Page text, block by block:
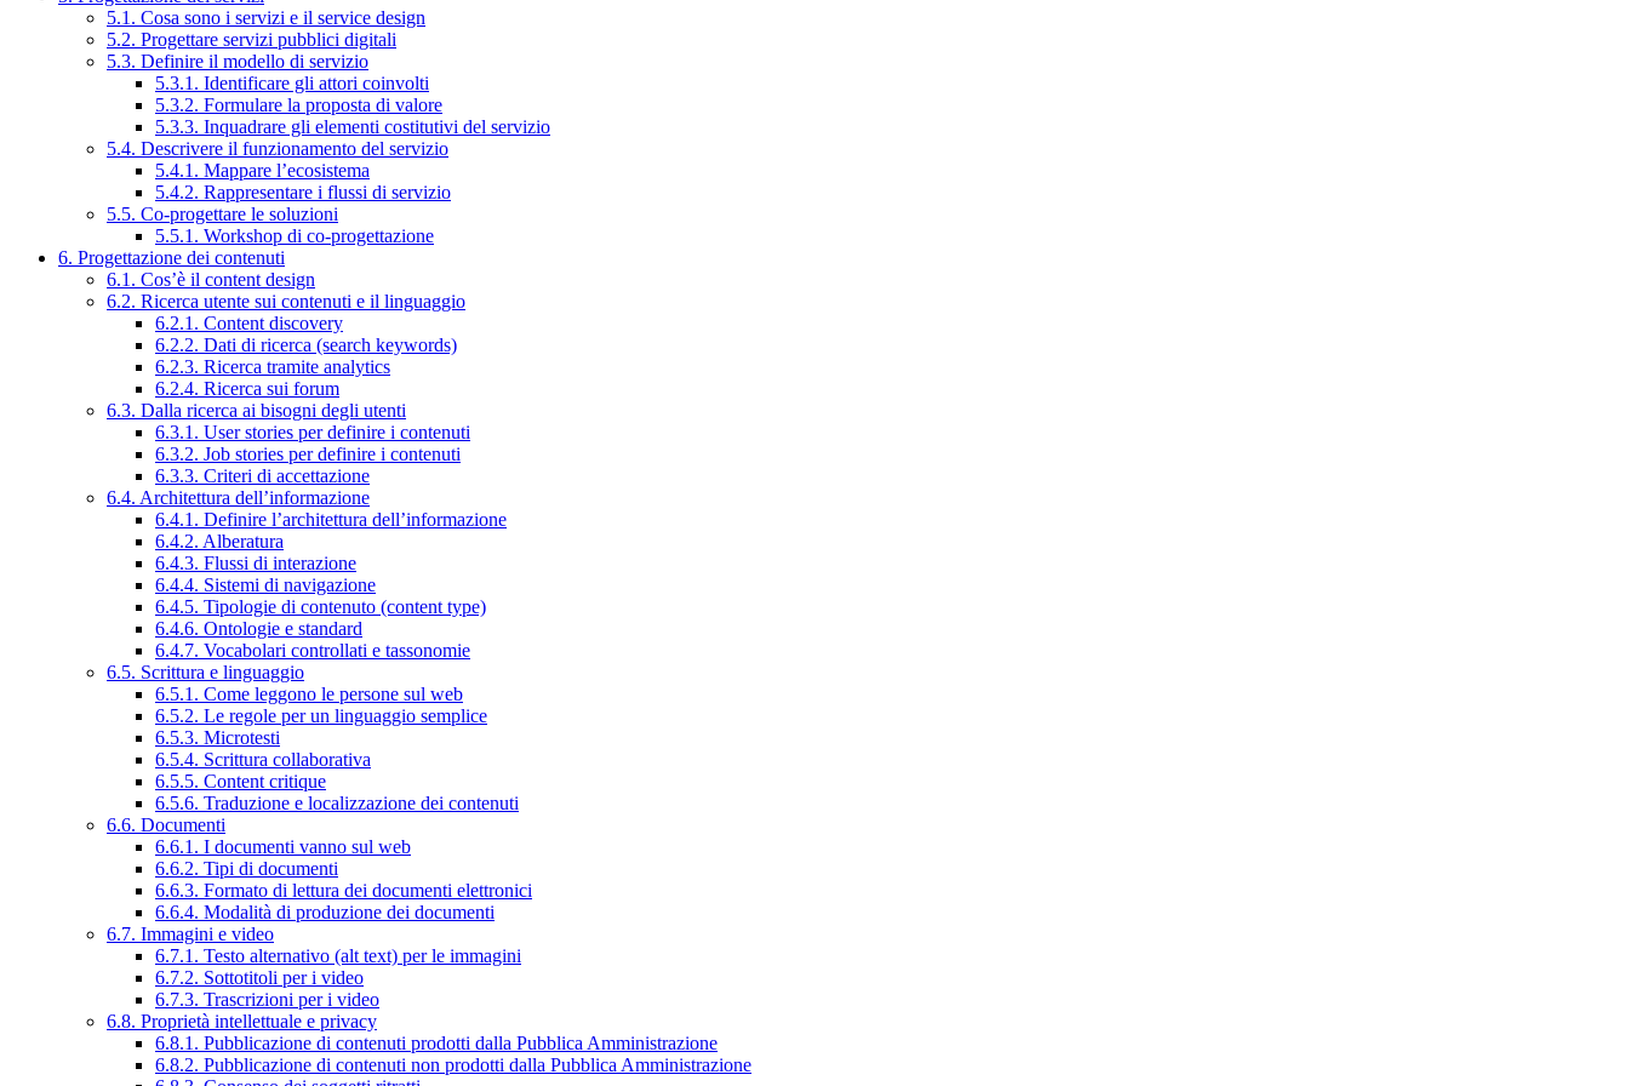
5.1. Cosa sono i servizi e il service design
5.2. Progettare servizi pubblici digitali
5.3. Definire il modello di servizio
5.3.1. Identificare gli attori coinvolti
5.3.2. Formulare la proposta di valore
5.3.3. Inquadrare gli elementi costitutivi del servizio
5.4. Descrivere il funzionamento del servizio
5.4.1. Mappare l’ecosistema
5.4.2. Rappresentare i flussi di servizio
5.5. Co-progettare le soluzioni
5.5.1. Workshop di co-progettazione
6. Progettazione dei contenuti
6.1. Cos’è il content design
6.2. Ricerca utente sui contenuti e il linguaggio
6.2.1. Content discovery
6.2.2. Dati di ricerca (search keywords)
6.2.3. Ricerca tramite analytics
6.2.4. Ricerca sui forum
6.3. Dalla ricerca ai bisogni degli utenti
6.3.1. User stories per definire i contenuti
6.3.2. Job stories per definire i contenuti
6.3.3. Criteri di accettazione
6.4. Architettura dell’informazione
6.4.1. Definire l’architettura dell’informazione
6.4.2. Alberatura
6.4.3. Flussi di interazione
6.4.4. Sistemi di navigazione
6.4.5. Tipologie di contenuto (content type)
6.4.6. Ontologie e standard
6.4.7. Vocabolari controllati e tassonomie
6.5. Scrittura e linguaggio
6.5.1. Come leggono le persone sul web
6.5.2. Le regole per un linguaggio semplice
6.5.3. Microtesti
6.5.4. Scrittura collaborativa
6.5.5. Content critique
6.5.6. Traduzione e localizzazione dei contenuti
6.6. Documenti
6.6.1. I documenti vanno sul web
6.6.2. Tipi di documenti
6.6.3. Formato di lettura dei documenti elettronici
6.6.4. Modalità di produzione dei documenti
6.7. Immagini e video
6.7.1. Testo alternativo (alt text) per le immagini
6.7.2. Sottotitoli per i video
6.7.3. Trascrizioni per i video
6.8. Proprietà intellettuale e privacy
6.8.1. Pubblicazione di contenuti prodotti dalla Pubblica Amministrazione
6.8.2. Pubblicazione di contenuti non prodotti dalla Pubblica Amministrazione